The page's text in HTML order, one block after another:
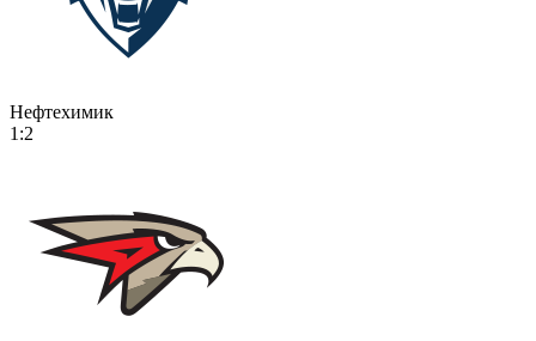
Нефтехимик
1:2